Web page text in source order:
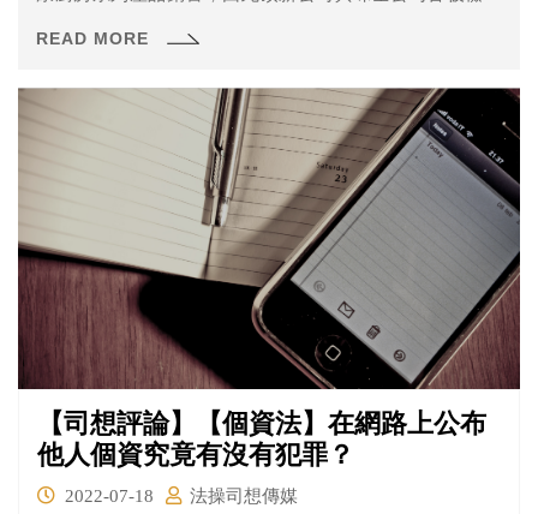
第一審時沒收新制還沒施行亦未宣告沒收，沒想到第二審
決出爐時沒收新制尚未施行，之後又怎還能以沒收新制規
定溯及適用過去的行為？明顯牴觸不溯及既往、罪刑法定
等原則，嚴重侵害人民的財產權，並聲請大法官解釋。
READ MORE
【司想評論】【個資法】在網路上公布
他人個資究竟有沒有犯罪？
2022-07-18
法操司想傳媒